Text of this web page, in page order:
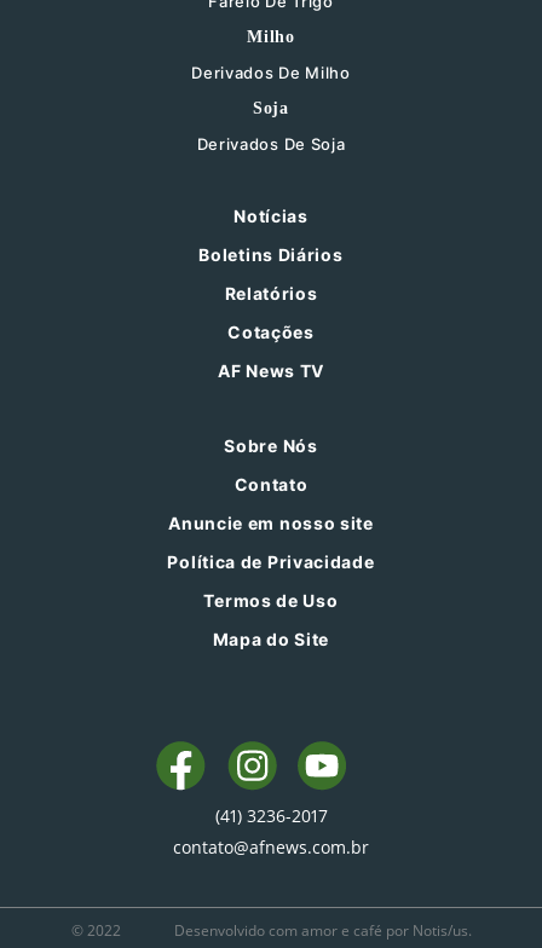
Milho
Derivados De Milho
Soja
Derivados De Soja
Notícias
Boletins Diários
Relatórios
Cotações
AF News TV
Sobre Nós
Contato
Anuncie em nosso site
Política de Privacidade
Termos de Uso
Mapa do Site
(41) 3236-2017
contato@afnews.com.br
© 2022 Desenvolvido com amor e café por Notis/us.